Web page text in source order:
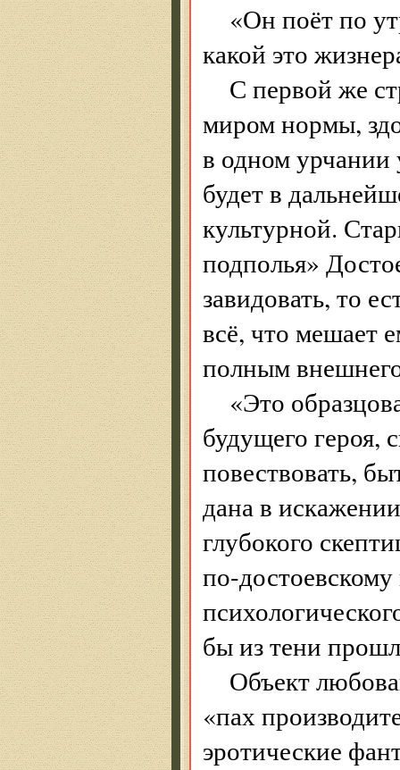
«Он поёт по
какой это
С первой же
миром нормы,
в одном урчании
будет в
культурной.
подполья»
завидовать, то
всё, что мешает
полным
«Это
будущего героя,
повествовать,
дана в
глубокого
по-
бы из тени
Объект
«пах
эротические